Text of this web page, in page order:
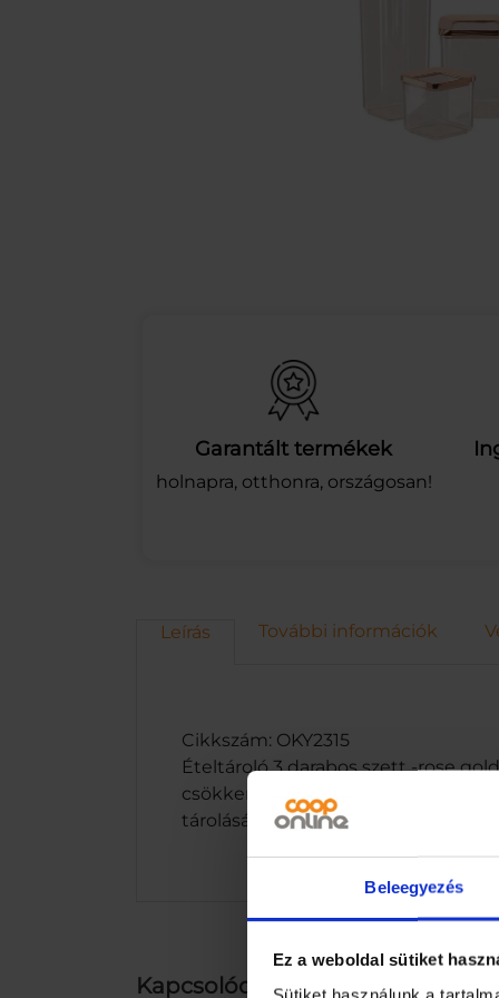
Beleegyezés
Ez a weboldal sütiket
Garantált termékek
holnapra, otthonra, országosan!
Leírás További információk
Cikkszám: OKY2315
Ételtároló 3 darabos szett -rose
csökkentheted az élelmiszer-
tárolására alkalmas.Méretei:-0,7L-
Kapcsolódó termékek